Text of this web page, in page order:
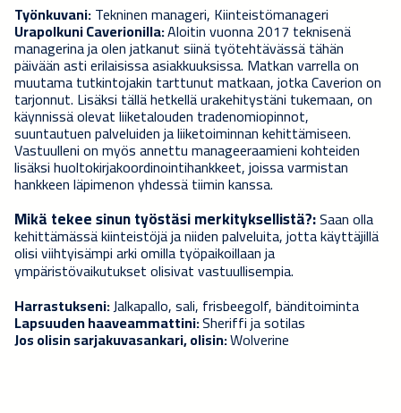
Työnkuvani:Tekninen manageri, Kiinteistömanageri
Urapolkuni Caverionilla:Aloitin vuonna 2017 teknisenä
managerina ja olen jatkanut siinä työtehtävässä tähän
päivään asti erilaisissa asiakkuuksissa. Matkan varrella on
muutama tutkintojakin tarttunut matkaan, jotka Caverion on
tarjonnut. Lisäksi tällä hetkellä urakehitystäni tukemaan, on
käynnissä olevat liiketalouden tradenomiopinnot,
suuntautuen palveluiden ja liiketoiminnan kehittämiseen.
Vastuulleni on myös annettu manageeraamieni kohteiden
lisäksi huoltokirjakoordinointihankkeet, joissa varmistan
hankkeen läpimenon yhdessä tiimin kanssa.
Mikä tekee sinun työstäsi merkityksellistä?:Saan olla
kehittämässä kiinteistöjä ja niiden palveluita, jotta käyttäjillä
olisi viihtyisämpi arki omilla työpaikoillaan ja
ympäristövaikutukset olisivat vastuullisempia.
Harrastukseni:Jalkapallo, sali, frisbeegolf, bänditoiminta
Lapsuuden haaveammattini:Sheriffi ja sotilas
Jos olisin sarjakuvasankari, olisin:Wolverine